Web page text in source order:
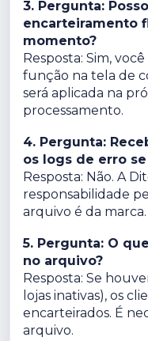
3. Pergunta:
encarteiramento
momento?
Resposta: Sim,
função na tela de
será aplicada na
processamento.
4. Pergunta:
os logs de erro
Resposta: Não. A
responsabilidade
arquivo é da marca.
5. Pergunta: O
no arquivo?
Resposta: Se
lojas inativas), os
encarteirados. É
arquivo.